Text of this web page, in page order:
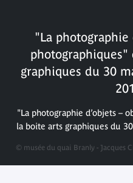
"La photographie
photographiques"
graphiques du 30
"La photographie d’objets –
la boite arts graphiques du
© musée du quai Branly - Jacques